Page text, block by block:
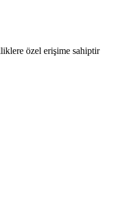
özel erişime sahiptir